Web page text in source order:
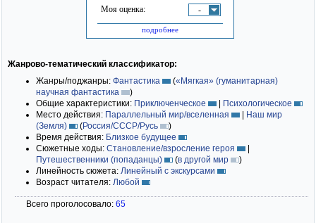
Моя оценка: -
подробнее
Жанрово-тематический классификатор:
Жанры/поджанры: Фантастика («Мягкая» (гуманитарная)
научная фантастика
)
Общие характеристики: Приключенческое | Психологическое
Место действия: Параллельный мир/вселенная | Наш мир
(Земля)
(Россия/СССР/Русь
)
Время действия: Близкое будущее
Сюжетные ходы: Становление/взросление героя
|
Путешественники (попаданцы)
(в другой мир
)
Линейность сюжета: Линейный с экскурсами
Возраст читателя: Любой
Всего проголосовало: 65